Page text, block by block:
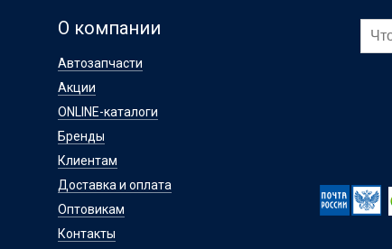
О компании
Автозапчасти
Акции
ONLINE-каталоги
Бренды
Клиентам
Доставка и оплата
Оптовикам
Контакты